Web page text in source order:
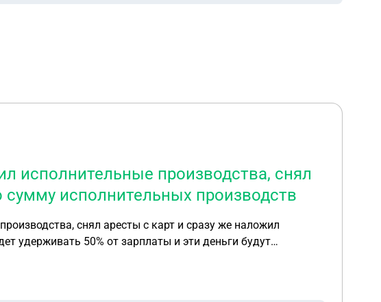
исполнительные производства, снял
исполнительных производств
снял аресты с карт и сразу же наложил
удерживать 50% от зарплаты и эти деньги будут